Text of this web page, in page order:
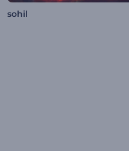
sohil